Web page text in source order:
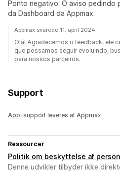
Ponto negativo: O aviso pedindo
da Dashboard da Appmax.
Appmax svarede 11. april 2024
Olá! Agradecemos o feedback, ele
que possamos seguir evoluindo,
para nossos parceiros.
Support
App-support leveres af Appmax.
Ressourcer
Politik om beskyttelse af
Denne udvikler tilbyder ikke